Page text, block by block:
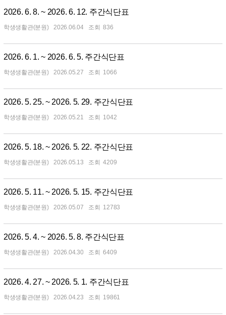
2026. 6. 8. ~ 2026. 6. 12. 주간식단표
학생생활관(분원) 2026.06.04 836
2026. 6. 1. ~ 2026. 6. 5. 주간식단표
학생생활관(분원) 2026.05.27 1066
2026. 5. 25. ~ 2026. 5. 29. 주간식단표
학생생활관(분원) 2026.05.21 1042
2026. 5. 18. ~ 2026. 5. 22. 주간식단표
학생생활관(분원) 2026.05.13 4209
2026. 5. 11. ~ 2026. 5. 15. 주간식단표
학생생활관(분원) 2026.05.07 12783
2026. 5. 4. ~ 2026. 5. 8. 주간식단표
학생생활관(분원) 2026.04.30 6409
2026. 4. 27. ~ 2026. 5. 1. 주간식단표
학생생활관(분원) 2026.04.23 19861